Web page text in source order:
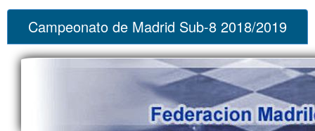
Campeonato de Madrid Sub-8 2018/2019